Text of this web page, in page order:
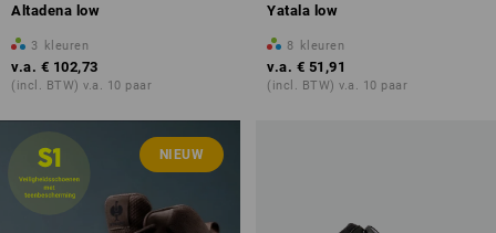
Altadena low
3 kleuren
v.a. € 102,73
(incl. BTW) v.a. 10 paar
Yatala low
8 kleuren
v.a. € 51,91
(incl. BTW) v.a. 10 paar
NIEUW